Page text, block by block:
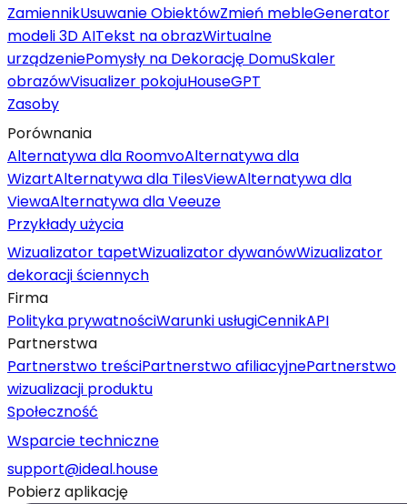
ZamiennikUsuwanie ObiektówZmień mebleGenerator
modeli 3D AITekst na obrazWirtualne
urządzeniePomysły na Dekorację DomuSkaler
obrazówVisualizer pokojuHouseGPT
Zasoby
Porównania
Alternatywa dla RoomvoAlternatywa dla
WizartAlternatywa dla TilesViewAlternatywa dla
ViewaAlternatywa dla Veeuze
Przykłady użycia
Wizualizator tapetWizualizator dywanówWizualizator
dekoracji ściennych
Firma
Polityka prywatnościWarunki usługiCennikAPI
Partnerstwa
Partnerstwo treściPartnerstwo afiliacyjnePartnerstwo
wizualizacji produktu
Społeczność
Wsparcie techniczne
support@ideal.house
Pobierz aplikację